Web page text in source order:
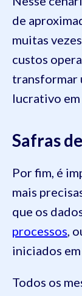
de
muitas
custos
transformar
lucrativo
Safras
Por fim, é
mais
que os
processos,
iniciados
Todos os